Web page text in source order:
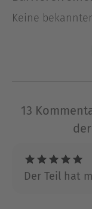
Die Grand-
Das Grand
Über Caren
Caren
eine
Keine
13
Der Teil hat